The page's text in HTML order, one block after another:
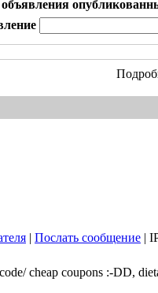
| Послать сообщение |
cheap coupons :-DD,